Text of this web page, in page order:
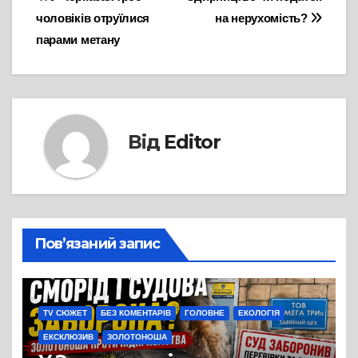
записів
на нерухомість?
чоловіків отруїлися
парами метану
Від Editor
Пов’язаний запис
TV СЮЖЕТ БЕЗ КОМЕНТАРІВ ГОЛОВНЕ ЕКОЛОГІЯ
ЕКСКЛЮЗИВ ЗОЛОТОНОША